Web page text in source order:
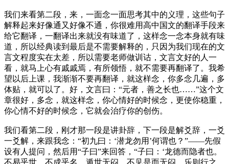
我们来看第二段，来，一面念一面思考其中的义理，这些句子
解释起来好像通又好像不通，你很难用高中国文的翻译手段来
给它翻译，一翻译出来就没有味道了，这样念一念本身就有味
道，所以经典读到最后是不需要解释的，只因为我们现在的文
言文程度实在太差，所以需要老师做训诂，文言文好的人一
看，就马上心有戚戚焉，有所领悟，就不需要再翻译了。我希
望以后上课，我渐渐不要再翻译，就这样念，你多念几遍，多
体贴，就可以了。好，文言曰：“元者，善之长也……”这个文
章很好，多念，就这样念，你心情好的时候念，更使你稳重，
你心情不好的时候念，它就会治疗你的创伤。
我们看第二段，刚才那一段是讲卦辞，下一段是解爻辞，一爻
一爻解，来跟我念： “初九曰：‘潜龙勿用’何谓也？”——先假
设有人提问，然后用“子曰”来回答， “子曰：‘龙德而隐者也。
不易乎世，不成乎名，遁世无闷，不见是而无闷，乐则行之，